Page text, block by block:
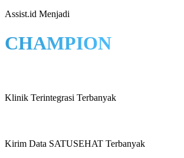
Assist.id Menjadi
CHAMPION
Klinik Terintegrasi Terbanyak
Kirim Data SATUSEHAT Terbanyak